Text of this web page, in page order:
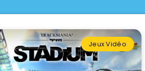
Jeux Vidéo